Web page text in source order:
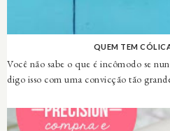
QUEM TEM
Você não sabe o que é incômodo se
digo isso com uma convicção tão